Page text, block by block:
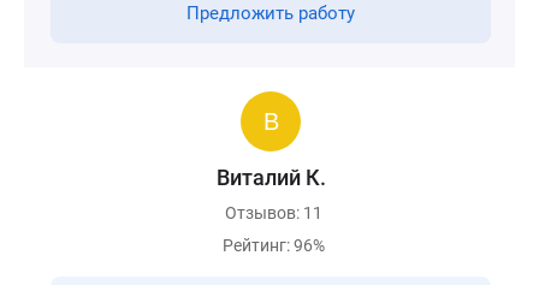
Предложить работу
Виталий К.
Отзывов: 11
Рейтинг: 96%